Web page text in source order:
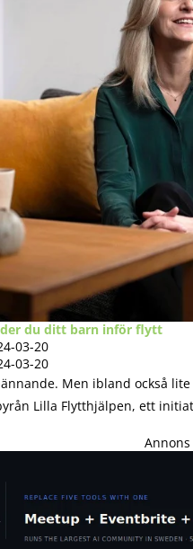
du ditt barn inför flytt
03-20
03-20
Men ibland också
Lilla Flytthjälpen, ett
Annons